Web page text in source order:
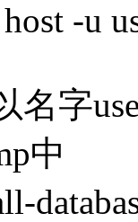
-u
名字
中